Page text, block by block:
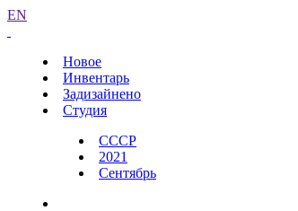
EN
Новое
Инвентарь
Задизайнено
Студия
СССР
2021
Сентябрь